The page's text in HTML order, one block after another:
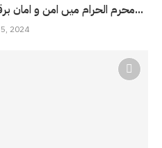
محرم الحرام میں امن و امان برقرار رکھنے کے لیےپنجاب میں فوج...
2024